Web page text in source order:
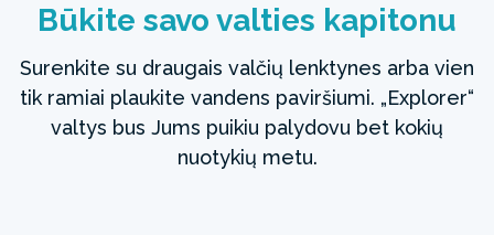
Būkite savo valties kapitonu
Surenkite ​​su draugais valčių lenktynes arba vien
tik ramiai plaukite vandens paviršiumi. „Explorer“
valtys bus Jums puikiu palydovu bet kokių
nuotykių metu.